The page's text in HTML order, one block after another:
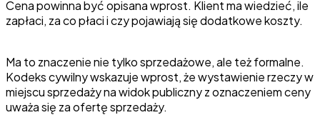
Cena powinna być opisana wprost. Klient ma wiedzieć, ile
zapłaci, za co płaci i czy pojawiają się dodatkowe koszty.
Ma to znaczenie nie tylko sprzedażowe, ale też formalne.
Kodeks cywilny wskazuje wprost, że wystawienie rzeczy w
miejscu sprzedaży na widok publiczny z oznaczeniem ceny
uważa się za ofertę sprzedaży.